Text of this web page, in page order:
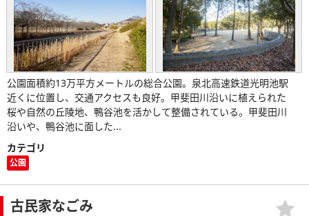
公園面積約13万平方メートルの総合公園。泉北高速鉄道光明池駅
近くに位置し、交通アクセスも良好。甲斐田川沿いに植えられた
桜や自然の丘陵地、鴨谷池を活かして整備されている。甲斐田川
沿いや、鴨谷池に面した...
カテゴリ
公園
古民家なごみ